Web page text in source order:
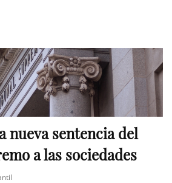
nueva sentencia del
a las sociedades